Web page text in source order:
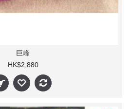
巨峰
HK$2,880